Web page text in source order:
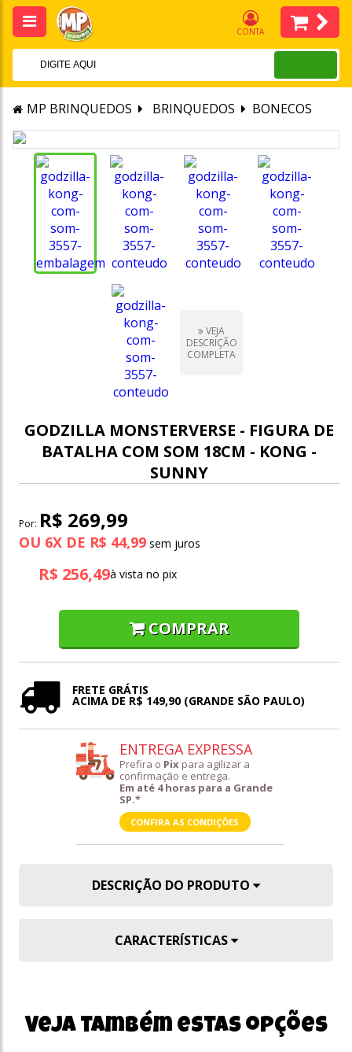
CONTA
MP BRINQUEDOS BRINQUEDOS BONECOS
VEJA
DESCRIÇÃO
COMPLETA
GODZILLA MONSTERVERSE - FIGURA DE
BATALHA COM SOM 18CM - KONG -
SUNNY
Por: R$ 269,99
OU 6X DE R$ 44,99
R$ 256,49à vista no pix
COMPRAR
FRETE GRÁTIS
ACIMA DE R$ 149,90 (GRANDE SÃO PAULO)
ENTREGA EXPRESSA
Prefira o Pix para agilizar a
confirmação e entrega.
Em até 4 horas para a Grande
SP.*
CONFIRA AS CONDIÇÕES
DESCRIÇÃO DO PRODUTO
CARACTERÍSTICAS
Veja também estas opções